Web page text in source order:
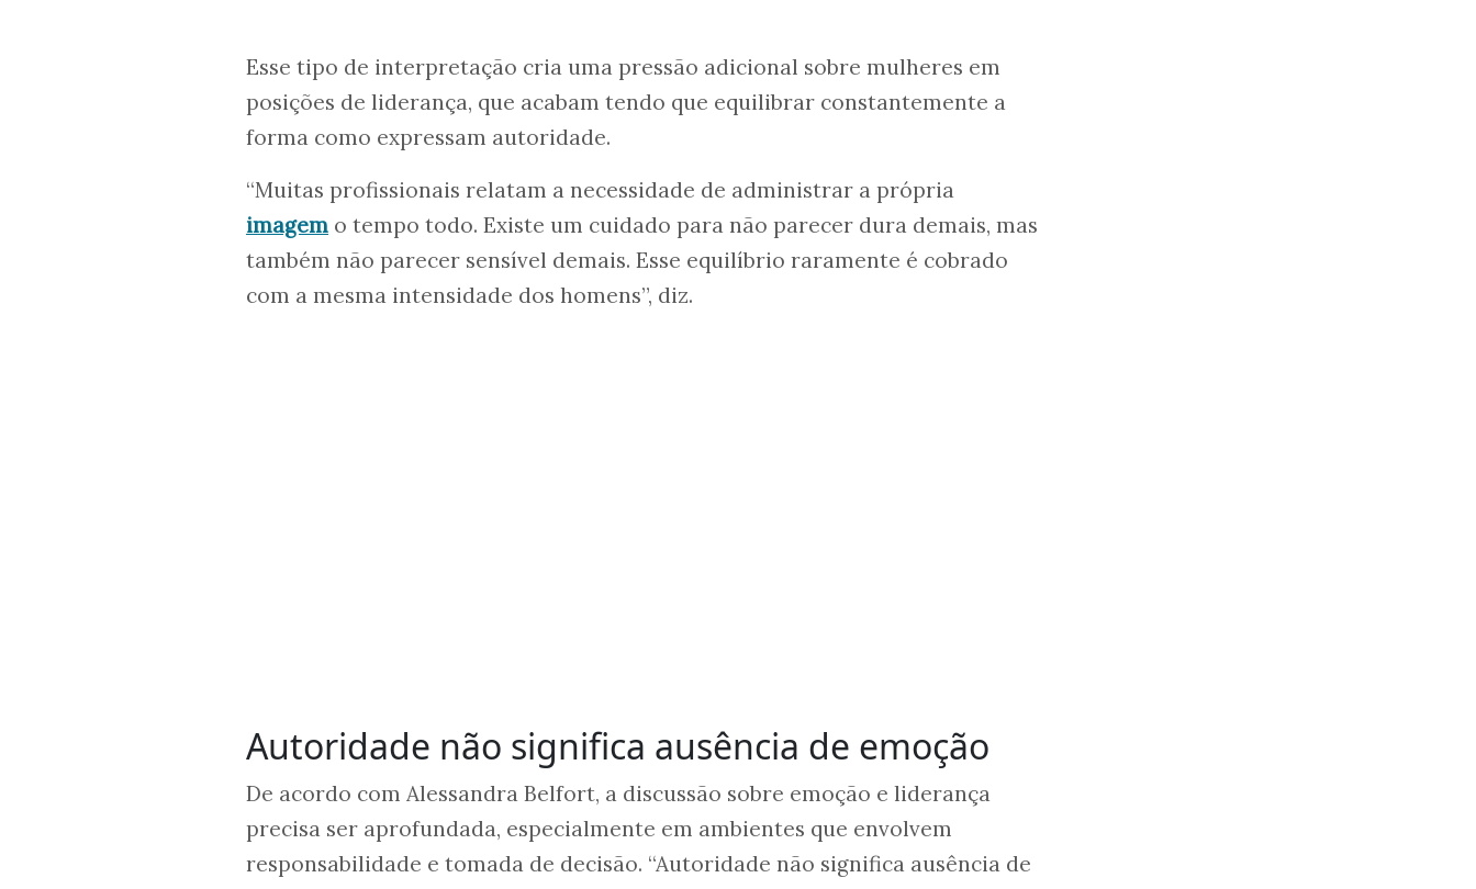
Esse tipo de interpretação cria uma pressão adicional sobre mulheres em
posições de liderança, que acabam tendo que equilibrar constantemente a
forma como expressam autoridade.
“Muitas profissionais relatam a necessidade de administrar a própria
imagem o tempo todo. Existe um cuidado para não parecer dura demais, mas
também não parecer sensível demais. Esse equilíbrio raramente é cobrado
com a mesma intensidade dos homens”, diz.
Autoridade não significa ausência de emoção
De acordo com Alessandra Belfort, a discussão sobre emoção e liderança
precisa ser aprofundada, especialmente em ambientes que envolvem
responsabilidade e tomada de decisão. “Autoridade não significa ausência de